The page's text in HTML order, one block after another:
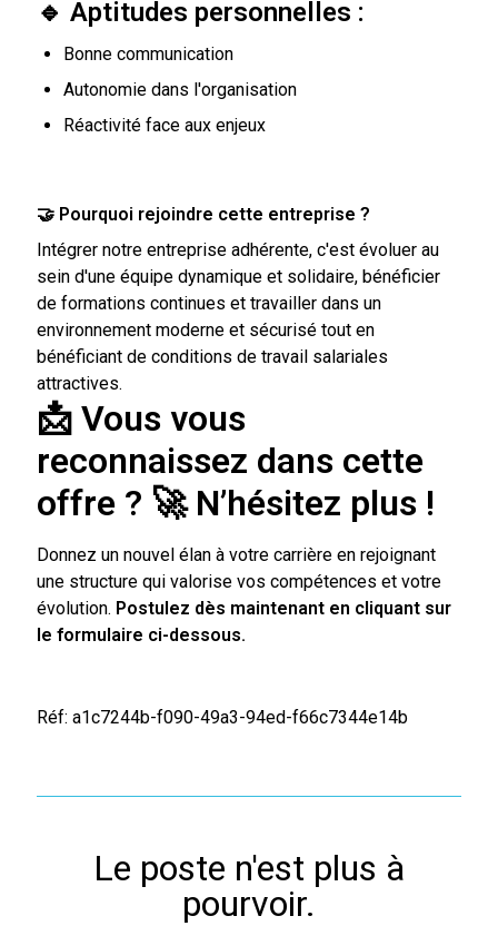
🔹 Aptitudes personnelles :
Bonne communication
Autonomie dans l'organisation
Réactivité face aux enjeux
🤝 Pourquoi rejoindre cette entreprise ?
Intégrer notre entreprise adhérente, c'est évoluer au
sein d'une équipe dynamique et solidaire, bénéficier
de formations continues et travailler dans un
environnement moderne et sécurisé tout en
bénéficiant de conditions de travail salariales
attractives.
📩 Vous vous
reconnaissez dans cette
offre ? 🚀 N’hésitez plus !
Donnez un nouvel élan à votre carrière en rejoignant
une structure qui valorise vos compétences et votre
évolution. Postulez dès maintenant en cliquant sur
le formulaire ci-dessous.
Réf: a1c7244b-f090-49a3-94ed-f66c7344e14b
Le poste n'est plus à
pourvoir.